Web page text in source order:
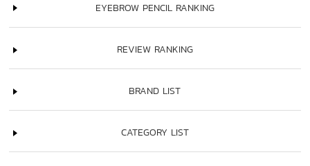
EYEBROW PENCIL RANKING
REVIEW RANKING
BRAND LIST
CATEGORY LIST